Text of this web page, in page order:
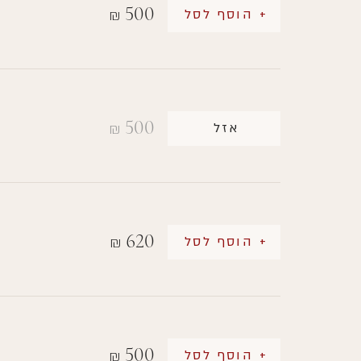
₪ 500 + הוסף לסל
₪ 500 אזל
₪ 620 + הוסף לסל
₪ 500 + הוסף לסל